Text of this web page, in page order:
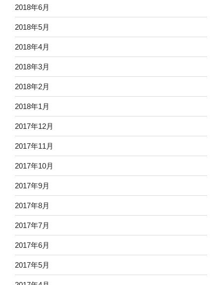
2018年6月
2018年5月
2018年4月
2018年3月
2018年2月
2018年1月
2017年12月
2017年11月
2017年10月
2017年9月
2017年8月
2017年7月
2017年6月
2017年5月